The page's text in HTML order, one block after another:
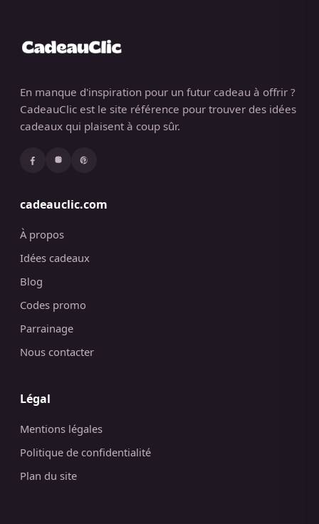
En manque d'inspiration pour un futur cadeau à offrir ?
CadeauClic est le site référence pour trouver des idées
cadeaux qui plaisent à coup sûr.
cadeauclic.com
À propos
Idées cadeaux
Blog
Codes promo
Parrainage
Nous contacter
Légal
Mentions légales
Politique de confidentialité
Plan du site